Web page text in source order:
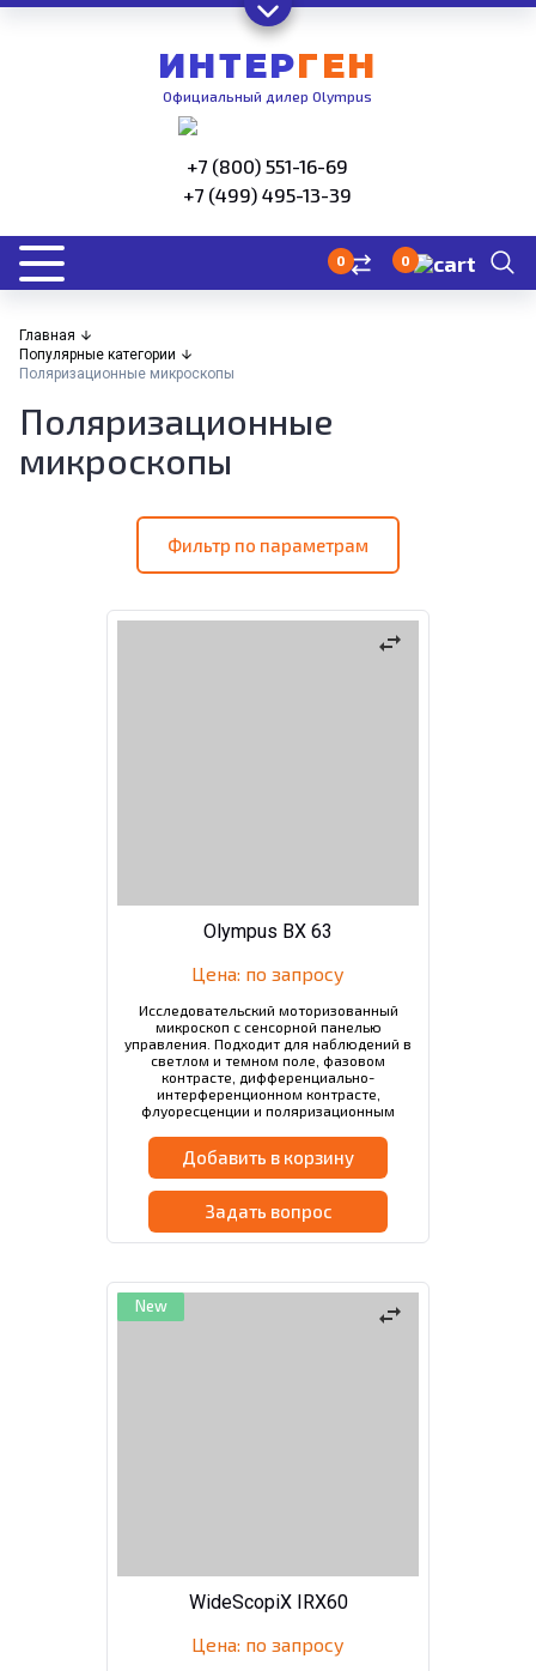
ИНТЕРГЕН
Официальный дилер Olympus
+7 (800) 551-16-69
+7 (499) 495-13-39
0 0
Главная
Популярные категории
Поляризационные микроскопы
Поляризационные
микроскопы
Фильтр по параметрам
swap_horiz
Olympus BX 63
Цена: по запросу
Исследовательский моторизованный
микроскоп с сенсорной панелью
управления. Подходит для наблюдений в
светлом и темном поле, фазовом
контрасте, дифференциально-
интерференционном контрасте,
флуоресценции и поляризационным
Добавить в корзину
Задать вопрос
swap_horiz
New
WideScopiX IRX60
Цена: по запросу